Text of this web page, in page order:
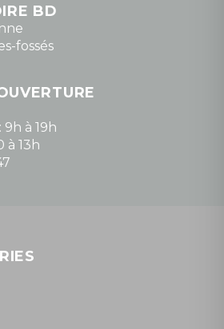
BD
fossés
9h à 19h
à 13h
à 13h / 14h à 19h
12h30